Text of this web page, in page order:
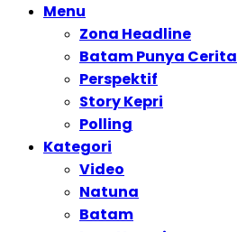
Menu
Zona Headline
Batam Punya Cerita
Perspektif
Story Kepri
Polling
Kategori
Video
Natuna
Batam